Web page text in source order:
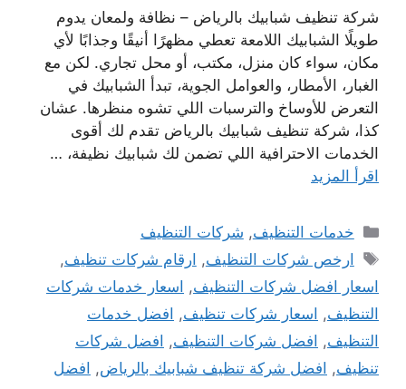
شركة تنظيف شبابيك بالرياض – نظافة ولمعان يدوم
طويلًا الشبابيك اللامعة تعطي مظهرًا أنيقًا وجذابًا لأي
مكان، سواء كان منزل، مكتب، أو محل تجاري. لكن مع
الغبار، الأمطار، والعوامل الجوية، تبدأ الشبابيك في
التعرض للأوساخ والترسبات اللي تشوه منظرها. عشان
كذا، شركة تنظيف شبابيك بالرياض تقدم لك أقوى
الخدمات الاحترافية اللي تضمن لك شبابيك نظيفة، …
اقرأ المزيد
التصنيفات
خدمات التنظيف, شركات التنظيف
الوسوم
ارخص شركات التنظيف, ارقام شركات تنظيف,
اسعار افضل شركات التنظيف, اسعار خدمات شركات
التنظيف, اسعار شركات تنظيف, افضل خدمات
التنظيف, افضل شركات التنظيف, افضل شركات
تنظيف, افضل شركة تنظيف شبابيك بالرياض, افضل